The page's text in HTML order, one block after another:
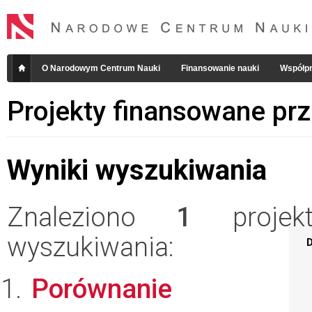
O Narodowym Centrum Nauki Finansowanie nauki
Projekty finansowane
Wyniki wyszukiwania
Znaleziono 1
wyszukiwania:
Porównanie